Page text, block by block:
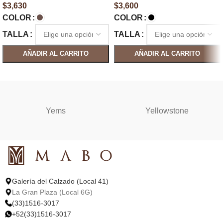
$3,630
COLOR
TALLA
AÑADIR AL CARRITO
$3,600
COLOR
TALLA
AÑADIR AL CARRITO
Yems Yellowstone
Galería del Calzado (Local 41)
La Gran Plaza (Local 6G)
(33)1516-3017
+52(33)1516-3017